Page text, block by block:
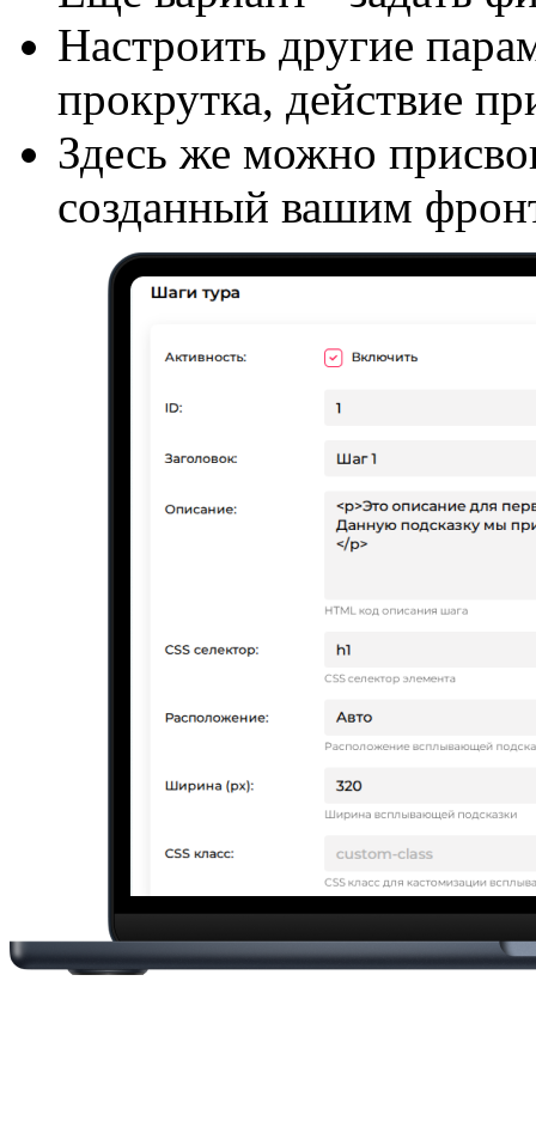
Настроить другие
прокрутка, действие
Здесь же можно
созданный вашим